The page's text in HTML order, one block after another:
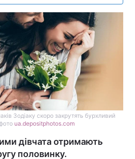
Зодіаку скоро закрутять бурхливий
ua.depositphotos.com
дівчата отримають
половинку.